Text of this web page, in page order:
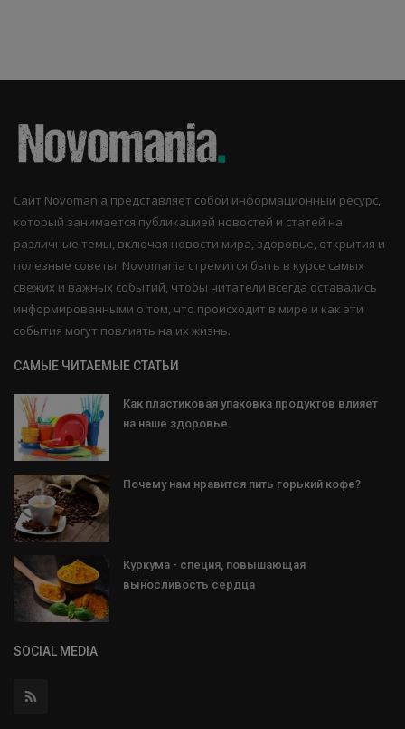
Сайт Novomania представляет собой информационный ресурс,
который занимается публикацией новостей и статей на
различные темы, включая новости мира, здоровье, открытия и
полезные советы. Novomania стремится быть в курсе самых
свежих и важных событий, чтобы читатели всегда оставались
информированными о том, что происходит в мире и как эти
события могут повлиять на их жизнь.
САМЫЕ ЧИТАЕМЫЕ СТАТЬИ
Как пластиковая упаковка продуктов влияет
на наше здоровье
Почему нам нравится пить горький кофе?
Куркума - специя, повышающая
выносливость сердца
SOCIAL MEDIA